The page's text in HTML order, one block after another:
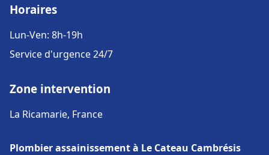
Horaires
Lun-Ven: 8h-19h
Service d'urgence 24/7
Zone intervention
La Ricamarie, France
Plombier assainissement à Le Cateau Cambrésis